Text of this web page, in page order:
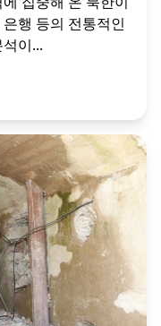
행 등의 전통적인
이...